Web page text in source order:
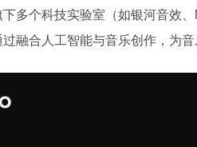
多个科技实验室（如银河音效
融合人工智能与音乐创作，为